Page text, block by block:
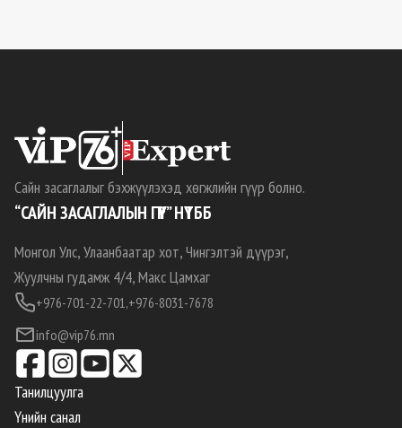
Сайн засаглалыг бэхжүүлэхэд хөгжлийн гүүр болно.
“САЙН ЗАСАГЛАЛЫН ГҮҮР” НҮТББ
Монгол Улс, Улаанбаатар хот, Чингэлтэй дүүрэг,
Жуулчны гудамж 4/4, Макс Цамхаг
+976-701-22-701,+976-8031-7678
info@vip76.mn
Танилцуулга
Үнийн санал